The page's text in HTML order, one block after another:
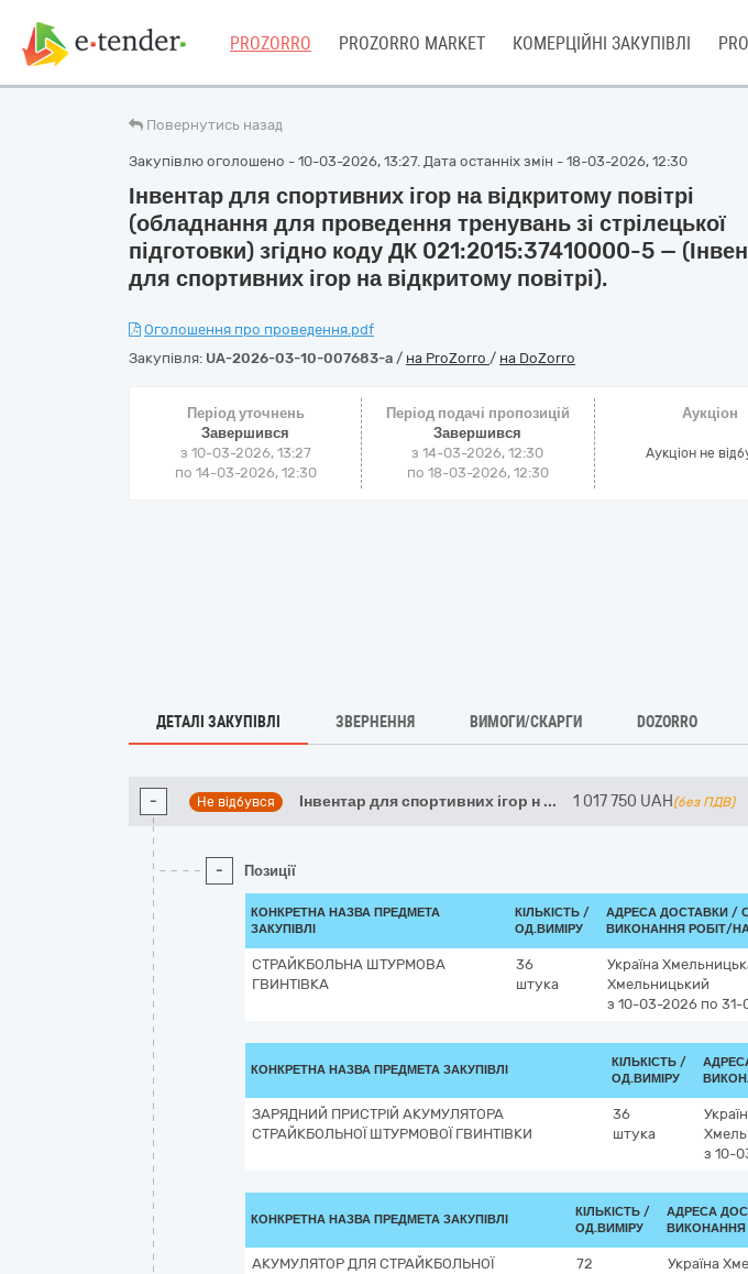
PROZORRO PROZORRO MARKET КОМЕРЦІЙНІ ЗАКУПІВЛІ
Повернутись назад
Закупівлю оголошено - 10-03-2026, 13:27. Дата останніх змін - 18-03-2026, 12:30
Інвентар для спортивних ігор на відкритому повітрі
(обладнання для проведення тренувань зі стрілецької
підготовки) згідно коду ДК 021:2015:37410000-5 —
для спортивних ігор на відкритому повітрі).
Оголошення про проведення.pdf
Закупівля: UA-2026-03-10-007683-a / на ProZorro / на DoZorro
Період уточнень
Завершився
з 10-03-2026, 13:27
по 14-03-2026, 12:30
Період подачі пропозицій
Завершився
з 14-03-2026, 12:30
по 18-03-2026, 12:30
Аукціон
Аукціон не
ДЕТАЛІ ЗАКУПІВЛІ ЗВЕРНЕННЯ ВИМОГИ/СКАРГИ DOZORRO
- Не відбувся Інвентар для спортивних ігор н ... 1 017 750 UAH (без ПДВ)
- Позиції
КОНКРЕТНА НАЗВА ПРЕДМЕТА
ЗАКУПІВЛІ
КІЛЬКІСТЬ /
ОД.ВИМІРУ
АДРЕСА ДОСТАВКИ /
ВИКОНАННЯ РОБІТ/
СТРАЙКБОЛЬНА ШТУРМОВА
ГВИНТІВКА
36
штука
Україна
Хмельницький
з 10-03-2026 по 31-
КОНКРЕТНА НАЗВА ПРЕДМЕТА ЗАКУПІВЛІ
КІЛЬКІСТЬ /
ОД.ВИМІРУ
ЗАРЯДНИЙ ПРИСТРІЙ АКУМУЛЯТОРА
СТРАЙКБОЛЬНОЇ ШТУРМОВОЇ ГВИНТІВКИ
36
штука
з 10-
КОНКРЕТНА НАЗВА ПРЕДМЕТА ЗАКУПІВЛІ
КІЛЬКІСТЬ /
ОД.ВИМІРУ
АДРЕСА
ВИКОНАННЯ
АКУМУЛЯТОР ДЛЯ СТРАЙКБОЛЬНОЇ
72
Україна